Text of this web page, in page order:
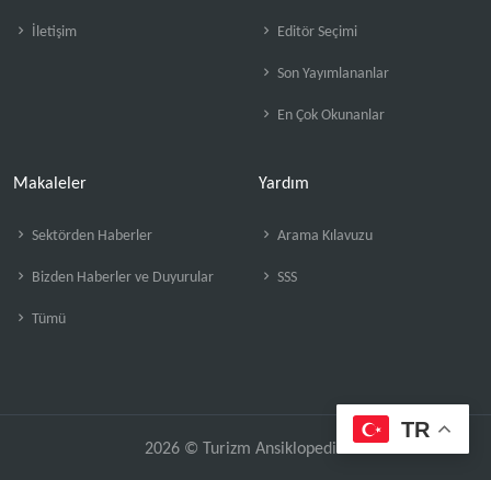
İletişim Editör Seçimi
Son Yayımlananlar
En Çok Okunanlar
Makaleler
Sektörden Haberler
Bizden Haberler ve Duyurular
Tümü
Yardım
Arama Kılavuzu
SSS
2026 © Turizm Ansiklopedisi
TR